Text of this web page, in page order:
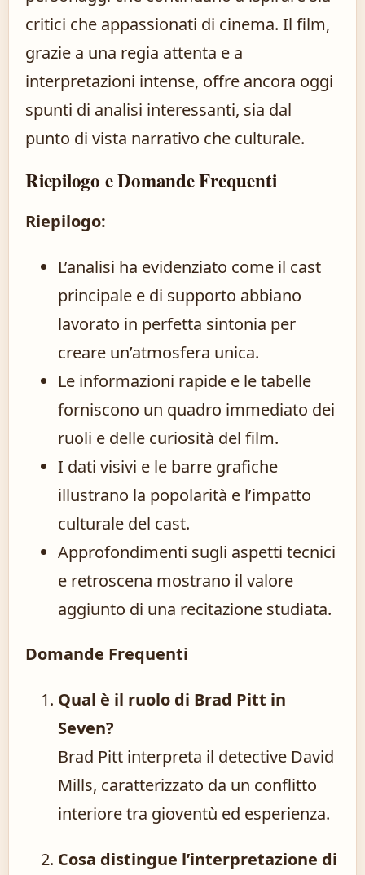
critici che appassionati di cinema. Il film,
grazie a una regia attenta e a
interpretazioni intense, offre ancora oggi
spunti di analisi interessanti, sia dal
punto di vista narrativo che culturale.
Riepilogo e Domande Frequenti
Riepilogo:
L’analisi ha evidenziato come il cast
principale e di supporto abbiano
lavorato in perfetta sintonia per
creare un’atmosfera unica.
Le informazioni rapide e le tabelle
forniscono un quadro immediato dei
ruoli e delle curiosità del film.
I dati visivi e le barre grafiche
illustrano la popolarità e l’impatto
culturale del cast.
Approfondimenti sugli aspetti tecnici
e retroscena mostrano il valore
aggiunto di una recitazione studiata.
Domande Frequenti
Qual è il ruolo di Brad Pitt in
Seven?
Brad Pitt interpreta il detective David
Mills, caratterizzato da un conflitto
interiore tra gioventù ed esperienza.
Cosa distingue l’interpretazione di